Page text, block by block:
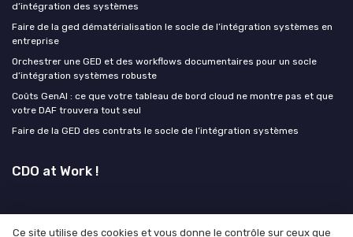
d’intégration des systèmes
Faire de la ged dématérialisation le socle de l’intégration systèmes en
entreprise
Orchestrer une GED et des workflows documentaires pour un socle
d’intégration systèmes robuste
Coûts GenAI : ce que votre tableau de bord cloud ne montre pas et que
votre DAF trouvera tout seul
Faire de la GED des contrats le socle de l’intégration systèmes
CDO at Work !
Ce site utilise des cookies et vous donne le contrôle sur ceux que